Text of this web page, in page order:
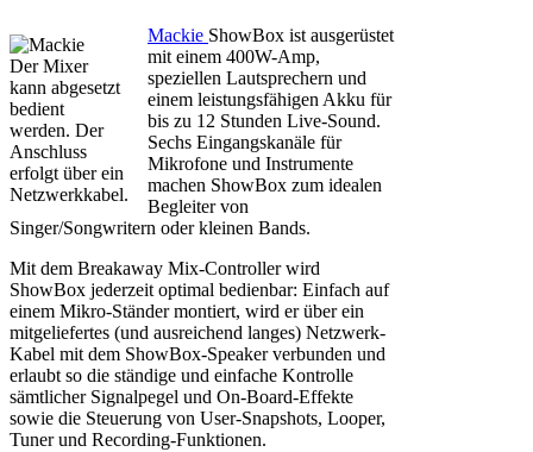
Der Mixer
kann abgesetzt
bedient
werden. Der
Anschluss
erfolgt über ein
Netzwerkkabel.
Mackie ShowBox ist ausgerüstet
mit einem 400W-Amp,
speziellen Lautsprechern und
einem leistungsfähigen Akku für
bis zu 12 Stunden Live-Sound.
Sechs Eingangskanäle für
Mikrofone und Instrumente
machen ShowBox zum idealen
Begleiter von
Singer/Songwritern oder kleinen Bands.
Mit dem Breakaway Mix-Controller wird
ShowBox jederzeit optimal bedienbar: Einfach auf
einem Mikro-Ständer montiert, wird er über ein
mitgeliefertes (und ausreichend langes) Netzwerk-
Kabel mit dem ShowBox-Speaker verbunden und
erlaubt so die ständige und einfache Kontrolle
sämtlicher Signalpegel und On-Board-Effekte
sowie die Steuerung von User-Snapshots, Looper,
Tuner und Recording-Funktionen.